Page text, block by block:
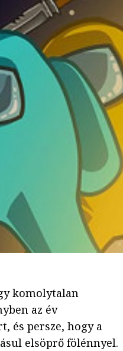
komolytalan
az év
és persze, hogy a
elsöprő fölénnyel.